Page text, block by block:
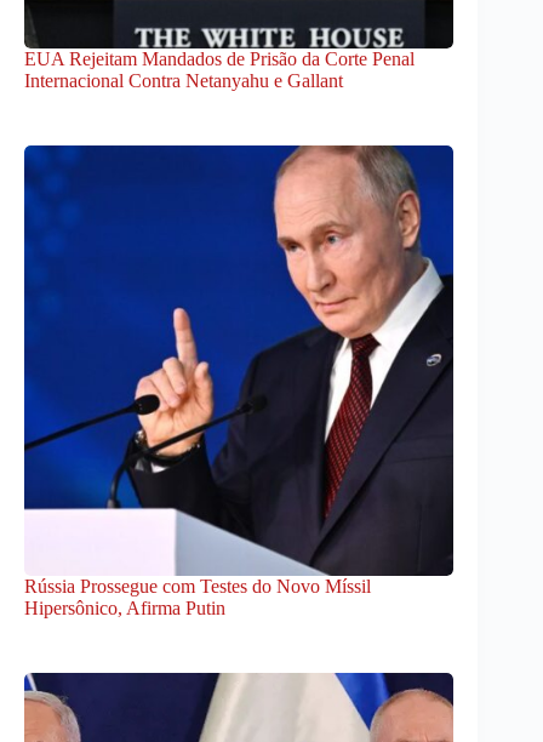
EUA Rejeitam Mandados de Prisão da Corte Penal
Internacional Contra Netanyahu e Gallant
Rússia Prossegue com Testes do Novo Míssil
Hipersônico, Afirma Putin